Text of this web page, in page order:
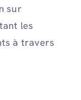
sur
les
à travers